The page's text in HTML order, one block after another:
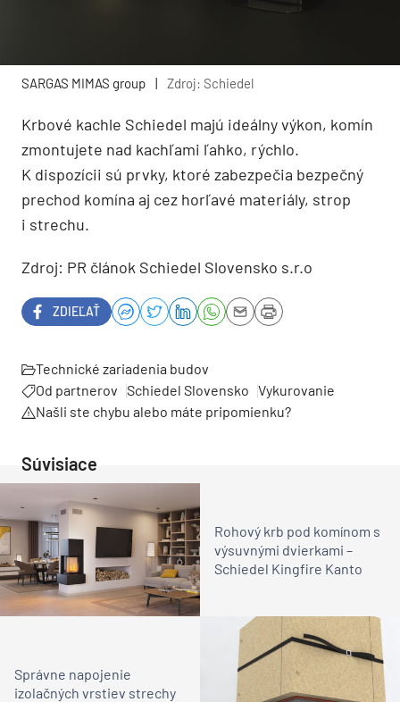
SARGAS MIMAS group | Zdroj: Schiedel
Krbové kachle Schiedel majú ideálny výkon, komín
zmontujete nad kachľami ľahko, rýchlo.
K dispozícii sú prvky, ktoré zabezpečia bezpečný
prechod komína aj cez horľavé materiály, strop
i strechu.
Zdroj: PR článok Schiedel Slovensko s.r.o
ZDIEĽAŤ
Technické zariadenia budov
Od partnerov Schiedel Slovensko Vykurovanie
Našli ste chybu alebo máte pripomienku?
Súvisiace
Rohový krb pod komínom s
výsuvnými dvierkami –
Schiedel Kingfire Kanto
Správne napojenie
izolačných vrstiev strechy